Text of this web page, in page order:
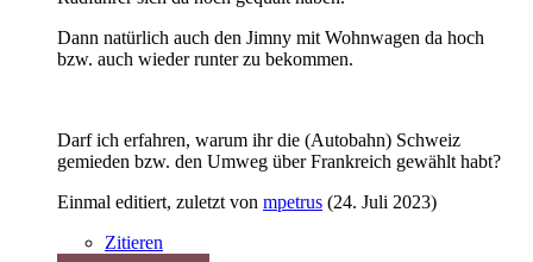
Dann natürlich auch den Jimny mit Wohnwagen da hoch
bzw. auch wieder runter zu bekommen.
Darf ich erfahren, warum ihr die (Autobahn) Schweiz
gemieden bzw. den Umweg über Frankreich gewählt habt?
Einmal editiert, zuletzt von mpetrus (24. Juli 2023)
Zitieren